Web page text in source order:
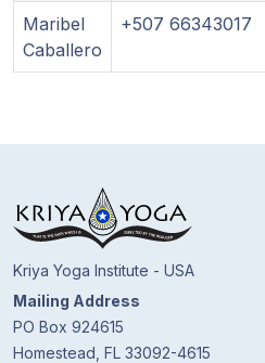
Vorträge
Spenden
Mitglieder-
Login
Maribel
Caballero
+507 66343017
Kriya Yoga Institute - USA
Mailing Address
PO Box 924615
Homestead, FL 33092-4615